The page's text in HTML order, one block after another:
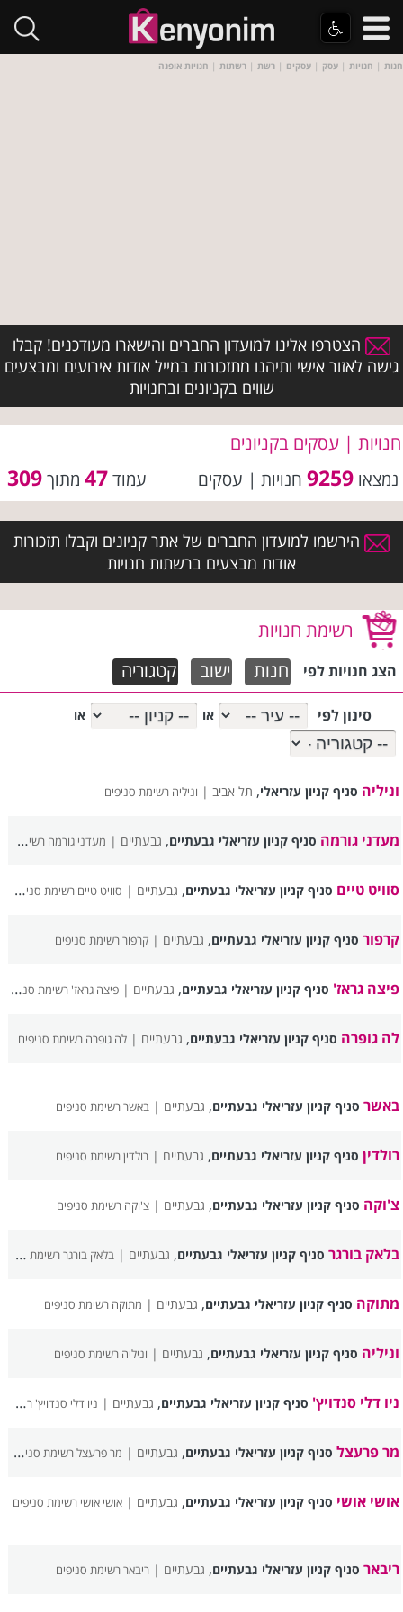
חנות | חנויות | עסק | עסקים | רשת | רשתות | חנויות אופנה
הצטרפו אלינו למועדון החברים והישארו מעודכנים! קבלו
גישה לאזור אישי ותיהנו מתזכורות במייל אודות אירועים ומבצעים
שווים בקניונים ובחנויות
חנויות | עסקים בקניונים
עמוד47 מתוך309 נמצאו 9259 חנויות | עסקים
הירשמו למועדון החברים של אתר קניונים וקבלו תזכורות
אודות מבצעים ברשתות חנויות
רשימת חנויות
הצג חנויות לפי חנות ישוב קטגוריה
סינון לפי או או
וניליה סניף קניון עזריאלי, תל אביב | וניליה רשימת סניפים
מעדני גורמה סניף קניון עזריאלי גבעתיים, גבעתיים | מעדני גורמה רשימת סניפים
סוויט טיים סניף קניון עזריאלי גבעתיים, גבעתיים | סוויט טיים רשימת סניפים
קרפור סניף קניון עזריאלי גבעתיים, גבעתיים |קרפור רשימת סניפים
פיצה גראז' סניף קניון עזריאלי גבעתיים, גבעתיים |פיצה גראז' רשימת סניפים
לה גופרה סניף קניון עזריאלי גבעתיים, גבעתיים |לה גופרה רשימת סניפים
באשר סניף קניון עזריאלי גבעתיים, גבעתיים |באשר רשימת סניפים
רולדין סניף קניון עזריאלי גבעתיים, גבעתיים |רולדין רשימת סניפים
צ'וקה סניף קניון עזריאלי גבעתיים, גבעתיים |צ'וקה רשימת סניפים
בלאק בורגר סניף קניון עזריאלי גבעתיים, גבעתיים |בלאק בורגר רשימת סניפים
מתוקה סניף קניון עזריאלי גבעתיים, גבעתיים | מתוקה רשימת סניפים
וניליה סניף קניון עזריאלי גבעתיים, גבעתיים | וניליה רשימת סניפים
ניו דלי סנדויץ' סניף קניון עזריאלי גבעתיים, גבעתיים | ניו דלי סנדויץ' רשימת סניפים
מר פרעצל סניף קניון עזריאלי גבעתיים, גבעתיים | מר פרעצל רשימת סניפים
אושי אושי סניף קניון עזריאלי גבעתיים, גבעתיים |אושי אושי רשימת סניפים
ריבאר סניף קניון עזריאלי גבעתיים, גבעתיים |ריבאר רשימת סניפים